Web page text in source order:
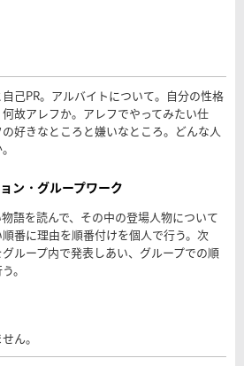
己PR。アルバイトについて。自分の性格
故アレフか。アレフでやってみたい仕
好きなところと嫌いなところ。どんな人
ン・グループワーク
語を読んで、その中の登場人物について
番に理由を順番付けを個人で行う。次
ループ内で発表しあい、グループでの順
。
ん。